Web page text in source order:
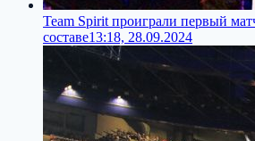
Team Spirit проиграли первый
составе13:18, 28.09.2024